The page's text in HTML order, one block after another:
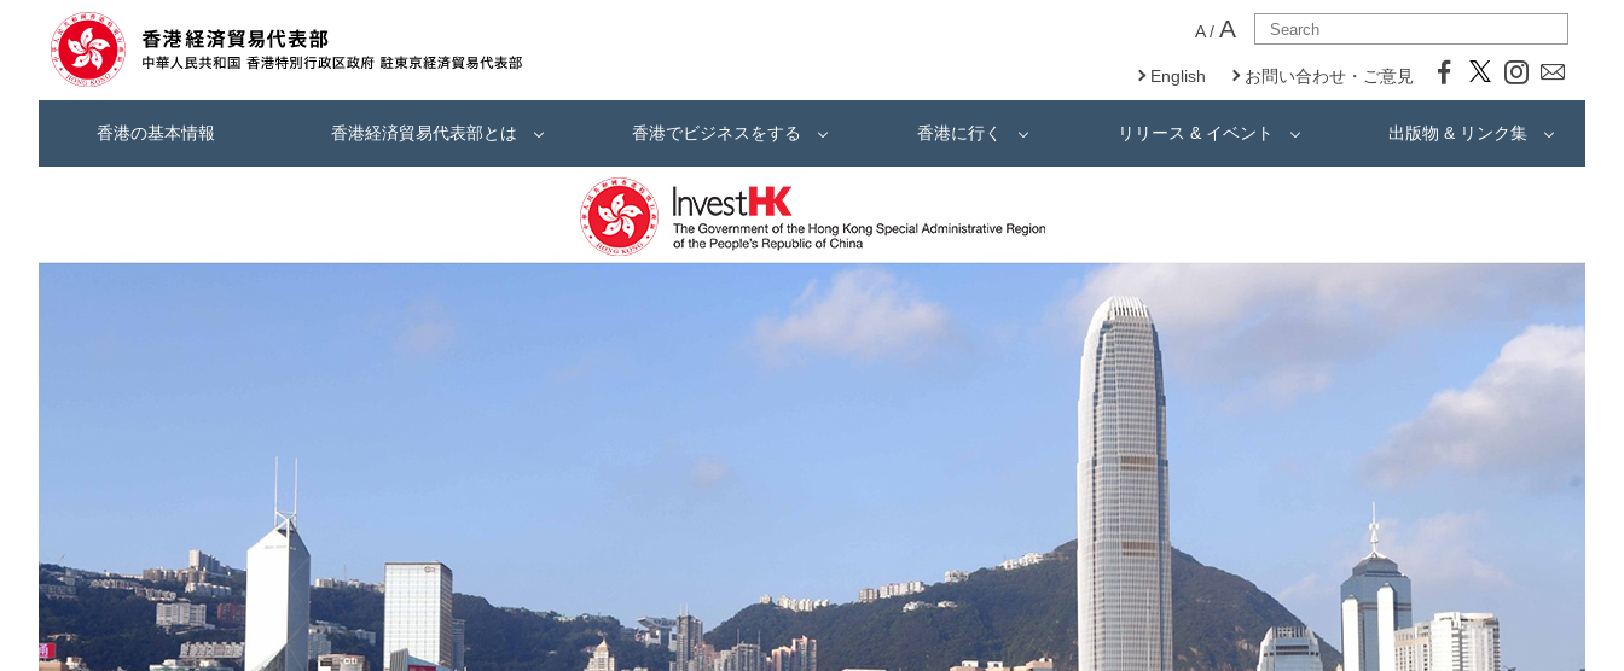
A/ A
English お問い合わせ・ご意見
香港の基本情報 香港経済貿易代表部とは 香港でビジネスをする 香港に行く リリース & イベント 出版物 & リンク集